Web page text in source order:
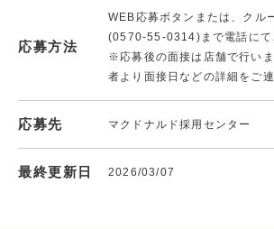
応募方法
WEB応募ボタンまたは、クル
(0570-55-0314)まで電話にて
※応募後の面接は店舗で行い
者より面接日などの詳細をご連
応募先 マクドナルド採用センター
最終更新日 2026/03/07